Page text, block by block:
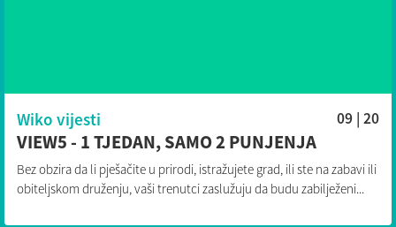
Wiko vijesti 09 | 20
VIEW5 - 1 TJEDAN, SAMO 2 PUNJENJA
Bez obzira da li pješačite u prirodi, istražujete grad, ili ste na zabavi ili
obiteljskom druženju, vaši trenutci zaslužuju da budu zabilježeni...